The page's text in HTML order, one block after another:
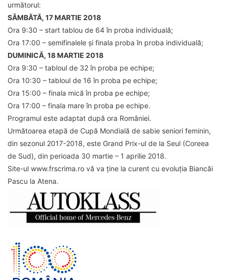
următorul:
SÂMBĂTĂ, 17 MARTIE 2018
Ora 9:30 – start tablou de 64 în proba individuală;
Ora 17:00 – semifinalele și finala proba în proba individuală;
DUMINICĂ, 18 MARTIE 2018
Ora 9:30 – tabloul de 32 în proba pe echipe;
Ora 10:30 – tabloul de 16 în proba pe echipe;
Ora 15:00 – finala mică în proba pe echipe;
Ora 17:00 – finala mare în proba pe echipe.
Programul este adaptat după ora României.
Următoarea etapă de Cupă Mondială de sabie seniori feminin,
din sezonul 2017-2018, este Grand Prix-ul de la Seul (Coreea
de Sud), din perioada 30 martie – 1 aprilie 2018.
Site-ul www.frscrima.ro vă va ține la curent cu evoluția Biancăi
Pascu la Atena.